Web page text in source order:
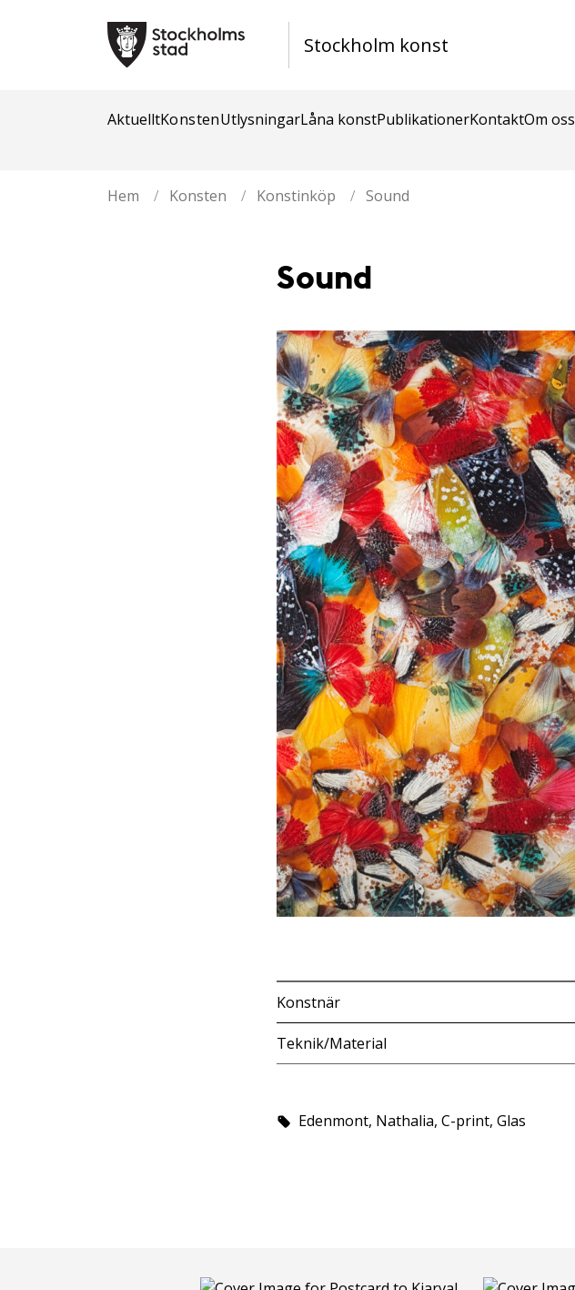
Stockholm konst
AktuelltKonstenUtlysningarLåna konstPublikationerKontaktOm oss
Hem / Konsten / Konstinköp / Sound
Sound
Konstnär
Teknik/Material
Edenmont, Nathalia, C-print, Glas